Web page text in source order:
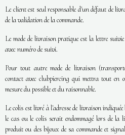
Le client est seul responsable d'un défaut de
de la validation de la commande.
Le mode de livraison pratique est la lettre
avec numéro de suivi.
Pour tout autre mode de livraison
contact avec clubpiercing qui mettra tout en
mesure du possible et du raisonnable.
Le colis est livré à l'adresse de livraison
le cas ou le colis serait endommagé lors de
produit ou des bijoux de sa commande et